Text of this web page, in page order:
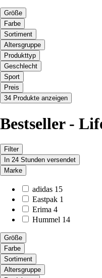
Größe
Farbe
Sortiment
Altersgruppe
Produkttyp
Geschlecht
Sport
Preis
34 Produkte anzeigen
Bestseller -
Filter
In 24 Stunden versendet
Marke
adidas 15
Eastpak 1
Erima 4
Hummel 14
Größe
Farbe
Sortiment
Altersgruppe